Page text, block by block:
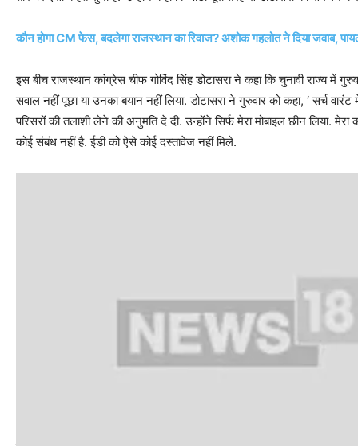
कौन होगा CM फेस, बदलेगा राजस्थान का रिवाज? अशोक गहलोत ने दिया जवाब,
इस बीच राजस्थान कांग्रेस चीफ गोविंद सिंह डोटासरा ने कहा कि चुनावी राज्य में
सवाल नहीं पूछा या उनका बयान नहीं लिया. डोटासरा ने गुरुवार को कहा, ‘ सर्च
परिसरों की तलाशी लेने की अनुमति दे दी. उन्होंने सिर्फ मेरा मोबाइल छीन लिया.
कोई संबंध नहीं है. ईडी को ऐसे कोई दस्तावेज नहीं मिले.